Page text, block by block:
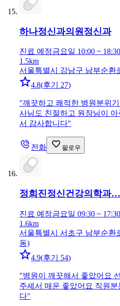
하나정신과의원 정신과
진료 예정금요일 10:00 ~ 18:30
1.5km
서울특별시 강남구 남부순환
4.8(후기 27)
"깨끗하고 쾌적한 병원분위
사님도 친절하고 원장님이
서 감사합니다"
전화 팔로우
정희진정신건강의학과…
진료 예정금요일 09:30 ~ 17:30
1.6km
서울특별시 서초구 남부순환
동)
4.9(후기 54)
"병원이 깨끗해서 좋았어요
주셰서 매운 좋았어요 직원
다"